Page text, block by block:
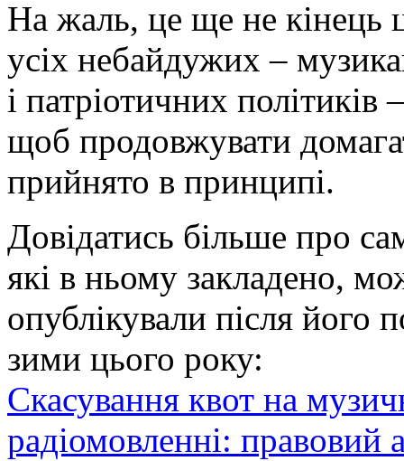
На жаль, це ще не кінець
усіх небайдужих –
і патріотичних
щоб продовжувати
прийнято в принципі.
Довідатись більше про
які в ньому закладено,
опублікували після його
зими цього року:
Скасування квот на
радіомовленні: правовий